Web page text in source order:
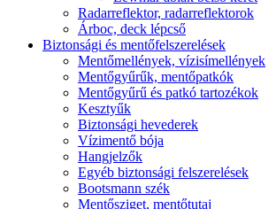
Radarreflektor, radarreflektorok
Árboc, deck lépcső
Biztonsági és mentőfelszerelések
Mentőmellények, vízisímellények
Mentőgyűrűk, mentőpatkók
Mentőgyűrű és patkó tartozékok
Kesztyűk
Biztonsági hevederek
Vízimentő bója
Hangjelzők
Egyéb biztonsági felszerelések
Bootsmann szék
Mentősziget, mentőtutaj